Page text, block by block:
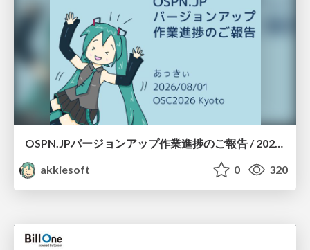
OSPN.JPバージョンアップ作業進捗のご報告 / 20260801-osc26kyoto
akkiesoft
0 320